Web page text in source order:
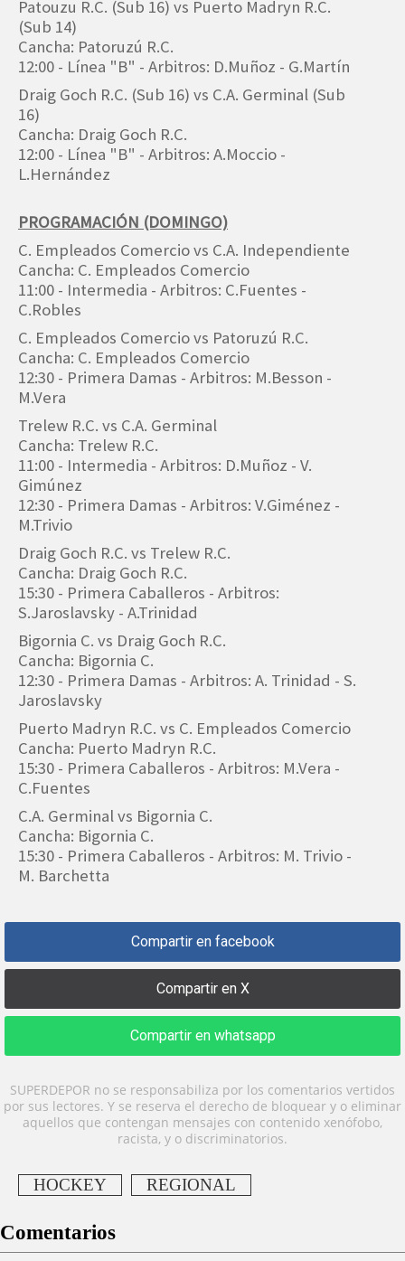
Patouzu R.C. (Sub 16) vs Puerto Madryn R.C.
(Sub 14)
Cancha: Patoruzú R.C.
12:00 - Línea "B" - Arbitros: D.Muñoz - G.Martín
Draig Goch R.C. (Sub 16) vs C.A. Germinal (Sub
16)
Cancha: Draig Goch R.C.
12:00 - Línea "B" - Arbitros: A.Moccio -
L.Hernández
PROGRAMACIÓN (DOMINGO)
C. Empleados Comercio vs C.A. Independiente
Cancha: C. Empleados Comercio
11:00 - Intermedia - Arbitros: C.Fuentes -
C.Robles
C. Empleados Comercio vs Patoruzú R.C.
Cancha: C. Empleados Comercio
12:30 - Primera Damas - Arbitros: M.Besson -
M.Vera
Trelew R.C. vs C.A. Germinal
Cancha: Trelew R.C.
11:00 - Intermedia - Arbitros: D.Muñoz - V.
Gimúnez
12:30 - Primera Damas - Arbitros: V.Giménez -
M.Trivio
Draig Goch R.C. vs Trelew R.C.
Cancha: Draig Goch R.C.
15:30 - Primera Caballeros - Arbitros:
S.Jaroslavsky - A.Trinidad
Bigornia C. vs Draig Goch R.C.
Cancha: Bigornia C.
12:30 - Primera Damas - Arbitros: A. Trinidad - S.
Jaroslavsky
Puerto Madryn R.C. vs C. Empleados Comercio
Cancha: Puerto Madryn R.C.
15:30 - Primera Caballeros - Arbitros: M.Vera -
C.Fuentes
C.A. Germinal vs Bigornia C.
Cancha: Bigornia C.
15:30 - Primera Caballeros - Arbitros: M. Trivio -
M. Barchetta
Compartir en facebook
Compartir en X
Compartir en whatsapp
SUPERDEPOR no se responsabiliza por los comentarios vertidos
por sus lectores. Y se reserva el derecho de bloquear y o eliminar
aquellos que contengan mensajes con contenido xenófobo,
racista, y o discriminatorios.
HOCKEY REGIONAL
Comentarios